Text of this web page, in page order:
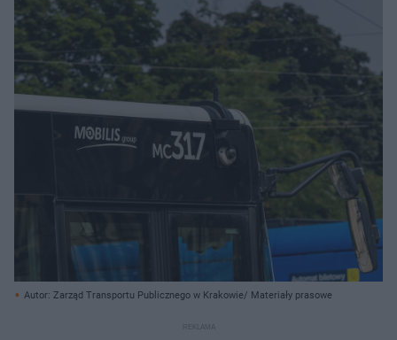
Autor: Zarząd Transportu Publicznego w Krakowie/ Materiały prasowe